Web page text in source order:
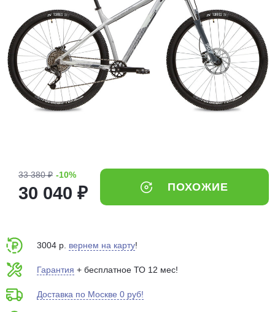
33 380 ₽ -10%
30 040 ₽ ПОХОЖИЕ
3004 р. вернем на карту!
Гарантия + бесплатное ТО 12 мес!
Доставка по Москве 0 руб!
Добавляйте товары
в корзину
Оплачивайте сегодня только
25% картой любого банка
выбранный способом
75% будут
Подробнее